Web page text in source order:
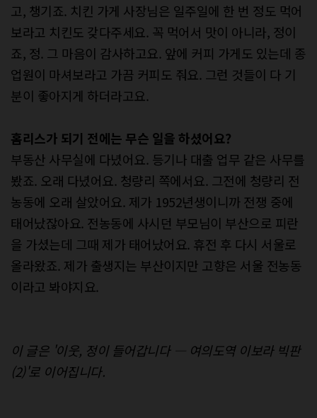
고, 챙기죠. 치킨 가게 사장님은 일주일에 한 번 정도 먹어
보라고 치킨도 갖다주세요. 꼭 먹어서 맛이 아니라, 정이
죠, 정. 그 마음이 감사하고요. 앞에 커피 가게도 있는데 종
업원이 마셔보라고 가끔 커피도 줘요. 그런 것들이 다 기
분이 좋아지게 하더라고요.
홈리스가 되기 전에는 무슨 일을하셨어요?
부동산 사무실에 다녔어요. 등기나 대출 업무 같은 사무를
봤죠. 오래 다녔어요. 청량리 쪽에서요. 그전에 청량리 전
농동에 오래 살았어요. 제가 1952년생이니까 전쟁 중에
태어났잖아요. 전농동에 사시던 부모님이 부산으로 피란
을 가셨는데 그때 제가 태어났어요. 휴전 후 다시 서울로
올라왔죠. 제가 출생지는 부산이지만 고향은 서울 전농동
이라고 봐야지요.
이 글은 '이웃, 정이 들어갑니다 ― 여의도역 이보라 빅판
(2)'로 이어집니다.